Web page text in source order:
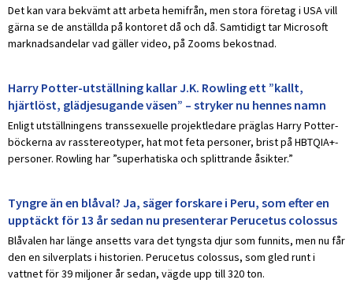
Det kan vara bekvämt att arbeta hemifrån, men stora företag i USA vill
gärna se de anställda på kontoret då och då. Samtidigt tar Microsoft
marknadsandelar vad gäller video, på Zooms bekostnad.
Harry Potter-utställning kallar J.K. Rowling ett ”kallt,
hjärtlöst, glädjesugande väsen” – stryker nu hennes namn
Enligt utställningens transsexuelle projektledare präglas Harry Potter-
böckerna av rasstereotyper, hat mot feta personer, brist på HBTQIA+-
personer. Rowling har ”superhatiska och splittrande åsikter.”
Tyngre än en blåval? Ja, säger forskare i Peru, som efter en
upptäckt för 13 år sedan nu presenterar Perucetus colossus
Blåvalen har länge ansetts vara det tyngsta djur som funnits, men nu får
den en silverplats i historien. Perucetus colossus, som gled runt i
vattnet för 39 miljoner år sedan, vägde upp till 320 ton.